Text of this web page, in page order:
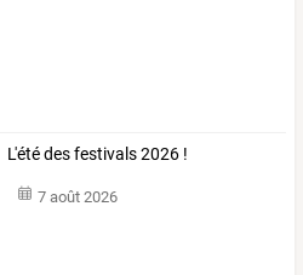
L'été des festivals 2026 !
7 août 2026